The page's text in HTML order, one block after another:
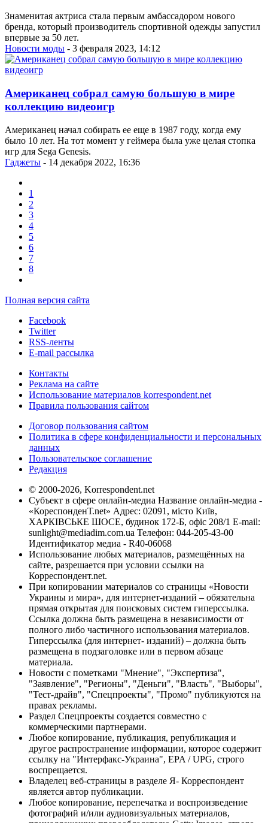
Знаменитая актриса стала первым амбассадором нового
бренда, который производитель спортивной одежды запустил
впервые за 50 лет.
Новости моды - 3 февраля 2023, 14:12
Американец собрал самую большую в мире
коллекцию видеоигр
Американец начал собирать ее еще в 1987 году, когда ему
было 10 лет. На тот момент у геймера была уже целая стопка
игр для Sega Genesis.
Гаджеты - 14 декабря 2022, 16:36
1
2
3
4
5
6
7
8
Полная версия сайта
Facebook
Twitter
RSS-ленты
E-mail рассылка
Контакты
Реклама на сайте
Использование материалов korrespondent.net
Правила пользования сайтом
Договор пользования сайтом
Политика в сфере конфиденциальности и персональных
данных
Пользовательское соглашение
Редакция
© 2000-2026, Korrespondent.net
Субъект в сфере онлайн-медиа Название онлайн-медиа -
«КореспонденТ.net» Адрес: 02091, місто Київ,
ХАРКІВСЬКЕ ШОСЕ, будинок 172-Б, офіс 208/1 E-mail:
sunlight@mediadim.com.ua Телефон: 044-205-43-00
Идентификатор медиа - R40-06068
Использование любых материалов, размещённых на
сайте, разрешается при условии ссылки на
Корреспондент.net.
При копировании материалов со страницы «Новости
Украины и мира», для интернет-изданий – обязательна
прямая открытая для поисковых систем гиперссылка.
Ссылка должна быть размещена в независимости от
полного либо частичного использования материалов.
Гиперссылка (для интернет- изданий) – должна быть
размещена в подзаголовке или в первом абзаце
материала.
Новости с пометками "Мнение", "Экспертиза",
"Заявление", "Регионы", "Деньги", "Власть", "Выборы",
"Тест-драйв", "Спецпроекты", "Промо" публикуются на
правах рекламы.
Раздел Спецпроекты создается совместно с
коммерческими партнерами.
Любое копирование, публикация, републикация и
другое распространение информации, которое содержит
ссылку на "Интерфакс-Украина", EPA / UPG, строго
воспрещается.
Владелец веб-страницы в разделе Я- Корреспондент
является автор публикации.
Любое копирование, перепечатка и воспроизведение
фотографий и/или аудиовизуальных материалов,